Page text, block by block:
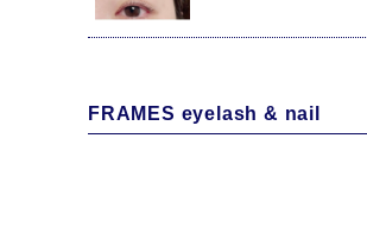
FRAMES eyelash & nail